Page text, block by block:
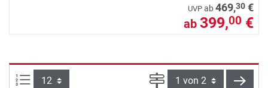
UVP ab469,30 €
ab 399,00 €
Artikel pro Seite: Seite